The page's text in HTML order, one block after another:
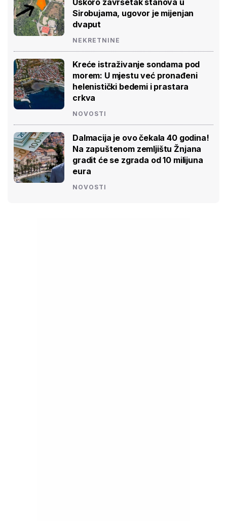
Sirobujama, ugovor je mijenjan
dvaput
NEKRETNINE
Kreće istraživanje sondama pod
morem: U mjestu već pronađeni
helenistički bedemi i prastara
crkva
NOVOSTI
Dalmacija je ovo čekala 40 godina!
Na zapuštenom zemljištu Žnjana
gradit će se zgrada od 10 milijuna
eura
NOVOSTI